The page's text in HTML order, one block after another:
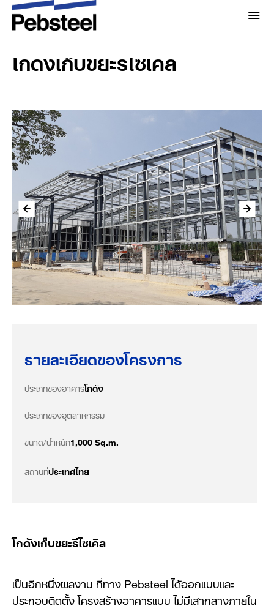
เกี่ยวกับเรา
เกี่ยวกับ
ระบบ
ผลิตภัณฑ์
โครงการ
มีเดีย
ข่าวสารและกิจกรรม
แกลเลอรี่
โบรชัวร์
ติดต่อเรา
หน้าแรก/โกดังเก็บขยะรีไซเคิล
โกดังเก็บขยะรีไซเคิล
รายละเอียดของโครงการ
ประเภทของอาคารโกดัง
ประเภทของอุตสาหกรรม
ขนาด/น้ำหนัก1,000 Sq.m.
สถานที่ประเทศไทย
โกดังเก็บขยะรีไซเคิล
เป็นอีกหนึ่งผลงาน ที่ทาง Pebsteel ได้ออกแบบและ
ประกอบติดตั้ง โครงสร้างอาคารแบบ ไม่มีเสากลางภายใน